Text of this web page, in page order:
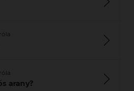
arany?